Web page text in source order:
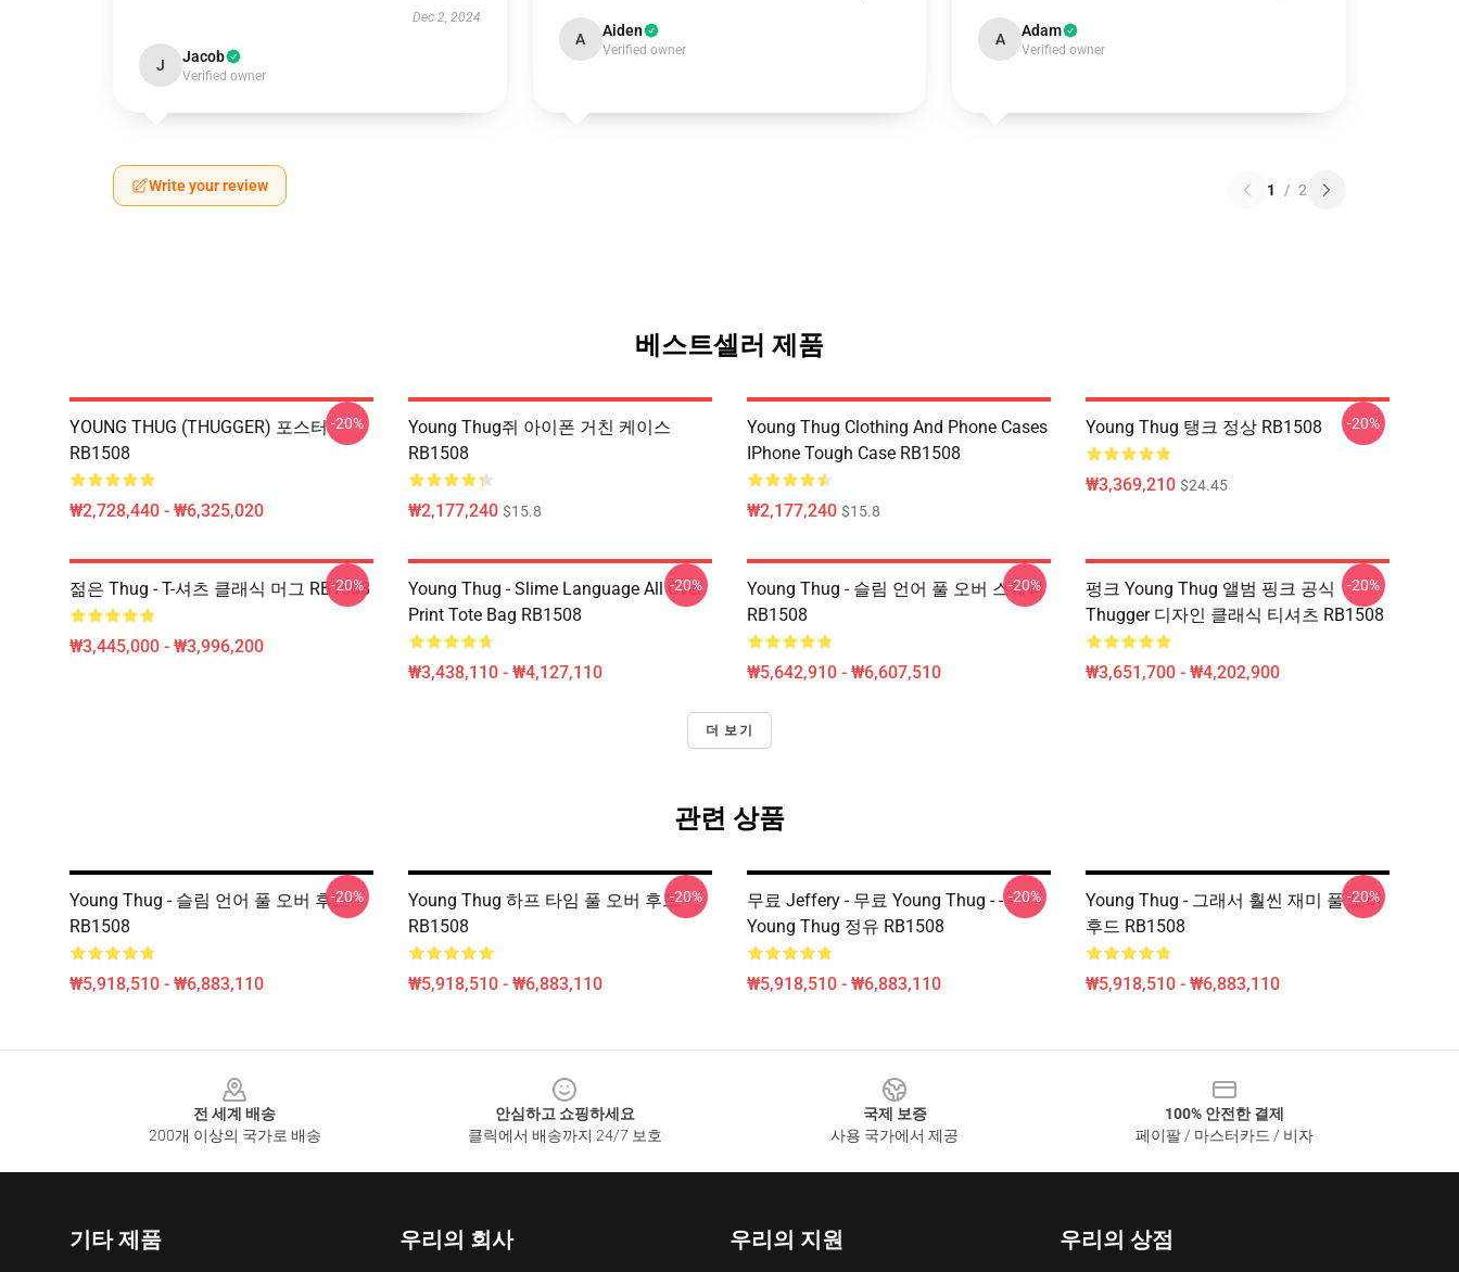
Dec 2, 2024
J Jacob
Verified owner
A Aiden
Verified owner
A Adam
Verified owner
Write your review 1 / 2
베스트셀러 제품
YOUNG THUG (THUGGER) 포스터
RB1508
₩2,728,440 - ₩6,325,020
-20%
Young Thug쥐 아이폰 거친 케이스
RB1508
₩2,177,240 $15.8
Young Thug Clothing And Phone Cases
IPhone Tough Case RB1508
₩2,177,240 $15.8
Young Thug 탱크 정상 RB1508
₩3,369,210 $24.45
-20%
젊은 Thug - T-셔츠 클래식 머그 RB1508
₩3,445,000 - ₩3,996,200
-20%
Young Thug - Slime Language All Over
Print Tote Bag RB1508
₩3,438,110 - ₩4,127,110
-20%
Young Thug - 슬림 언어 풀 오버 스웨터
RB1508
₩5,642,910 - ₩6,607,510
-20%
펑크 Young Thug 앨범 핑크 공식
Thugger 디자인 클래식 티셔츠 RB1508
₩3,651,700 - ₩4,202,900
-20%
더 보기
관련 상품
Young Thug - 슬림 언어 풀 오버 후드
RB1508
₩5,918,510 - ₩6,883,110
-20%
Young Thug 하프 타임 풀 오버 후드
RB1508
₩5,918,510 - ₩6,883,110
-20%
무료 Jeffery - 무료 Young Thug - - -
Young Thug 정유 RB1508
₩5,918,510 - ₩6,883,110
-20%
Young Thug - 그래서 훨씬 재미 풀 오버
후드 RB1508
₩5,918,510 - ₩6,883,110
-20%
전 세계 배송
200개 이상의 국가로 배송
안심하고 쇼핑하세요
클릭에서 배송까지 24/7 보호
국제 보증
사용 국가에서 제공
100% 안전한 결제
페이팔 / 마스터카드 / 비자
기타 제품 우리의 회사 우리의 지원 우리의 상점